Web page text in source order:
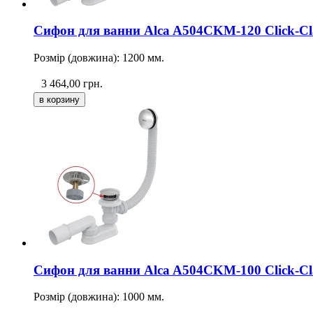
Сифон для ванни Alca A504CKM-120 Click-
Розмір (довжина): 1200 мм.
3 464,00 грн.
Сифон для ванни Alca A504CKM-100 Click-
Розмір (довжина): 1000 мм.